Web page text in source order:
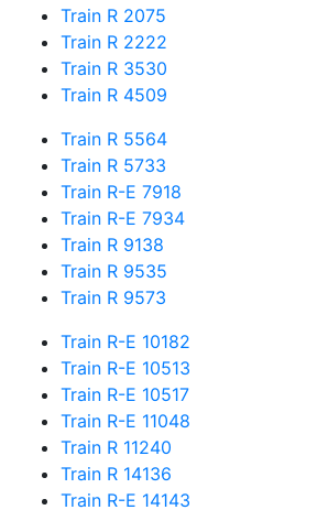
Train R 2075
Train R 2222
Train R 3530
Train R 4509
Train R 5564
Train R 5733
Train R-E 7918
Train R-E 7934
Train R 9138
Train R 9535
Train R 9573
Train R-E 10182
Train R-E 10513
Train R-E 10517
Train R-E 11048
Train R 11240
Train R 14136
Train R-E 14143